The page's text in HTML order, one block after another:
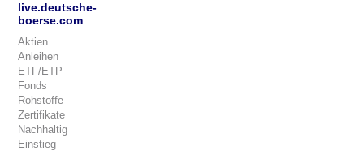
live.deutsche-
boerse.com
Aktien
Anleihen
ETF/ETP
Fonds
Rohstoffe
Zertifikate
Nachhaltig
Einstieg